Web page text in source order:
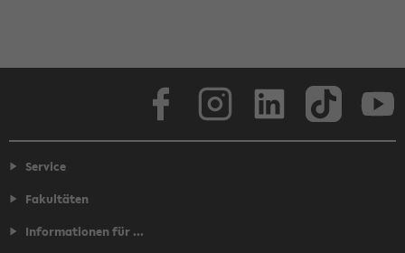
Service
Fakultäten
Informationen für ...